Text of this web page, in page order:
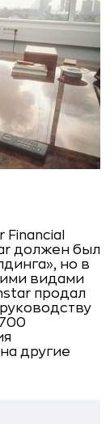
должен был
но в
видами
продал
другие